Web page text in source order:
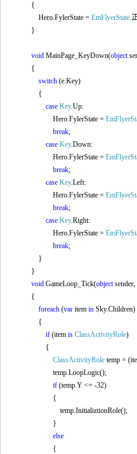
{
Hero.FylerState = EmFlyerState.
}
void MainPage_KeyDown(object
{
switch (e.Key)
{
case Key.Up:
Hero.FylerState =
break;
case Key.Down:
Hero.FylerState =
break;
case Key.Left:
Hero.FylerState =
break;
case Key.Right:
Hero.FylerState =
break;
}
}
void GameLoop_Tick(objectsender,
{
foreach (var item in Sky.Children)
{
if (item is ClassActivityRole)
{
ClassActivityRole temp =
temp.LoopLogic();
if (temp.Y <= -32)
{
temp.InitializtionRole();
}
else
{